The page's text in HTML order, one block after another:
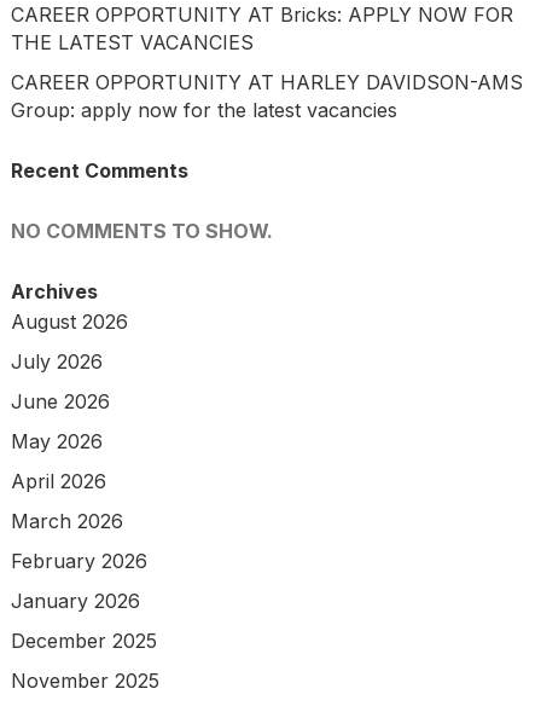
CAREER OPPORTUNITY AT Bricks: APPLY NOW FOR
THE LATEST VACANCIES
CAREER OPPORTUNITY AT HARLEY DAVIDSON-AMS
Group: apply now for the latest vacancies
Recent Comments
NO COMMENTS TO SHOW.
Archives
August 2026
July 2026
June 2026
May 2026
April 2026
March 2026
February 2026
January 2026
December 2025
November 2025